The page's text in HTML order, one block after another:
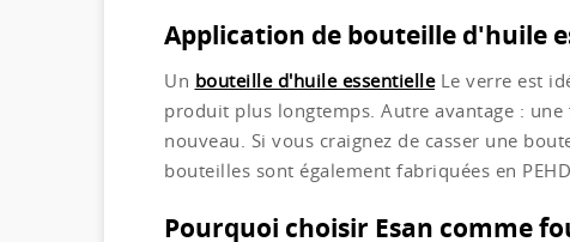
Application de bouteille d'huile
Un bouteille d'huile essentielleLe verre est
produit plus longtemps. Autre avantage :
nouveau. Si vous craignez de casser une
bouteilles sont également fabriquées en
Pourquoi choisir Esan comme